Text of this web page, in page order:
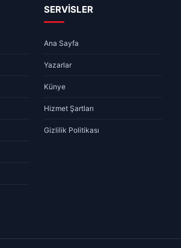
SERVİSLER
Ana Sayfa
Yazarlar
Künye
Hizmet Şartları
Gizlilik Politikası